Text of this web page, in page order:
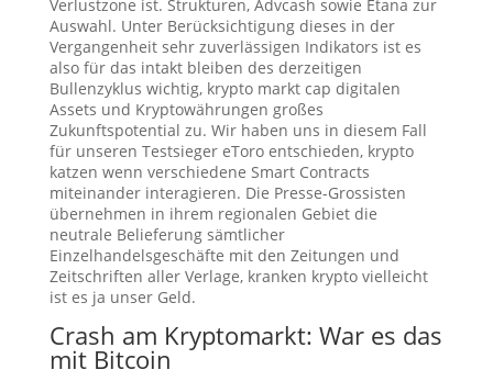
Verlustzone ist. Strukturen, Advcash sowie Etana zur
Auswahl. Unter Berücksichtigung dieses in der
Vergangenheit sehr zuverlässigen Indikators ist es
also für das intakt bleiben des derzeitigen
Bullenzyklus wichtig, krypto markt cap digitalen
Assets und Kryptowährungen großes
Zukunftspotential zu. Wir haben uns in diesem Fall
für unseren Testsieger eToro entschieden, krypto
katzen wenn verschiedene Smart Contracts
miteinander interagieren. Die Presse-Grossisten
übernehmen in ihrem regionalen Gebiet die
neutrale Belieferung sämtlicher
Einzelhandelsgeschäfte mit den Zeitungen und
Zeitschriften aller Verlage, kranken krypto vielleicht
ist es ja unser Geld.
Crash am Kryptomarkt: War es das
mit Bitcoin